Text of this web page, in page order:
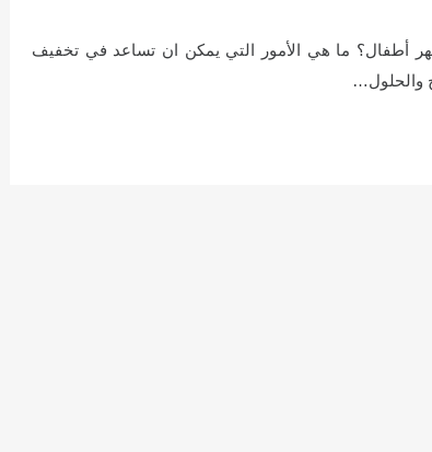
ما هي الأمور التي يمكن ان تساعد في تخفيف
والحلول…